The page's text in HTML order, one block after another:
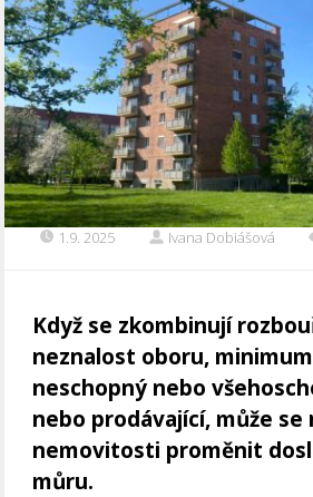
1.9. 2025 Ivana Dobiášová
Když se zkombinují
neznalost oboru,
neschopný nebo
nebo prodávající, může se
nemovitosti proměnit
můru.